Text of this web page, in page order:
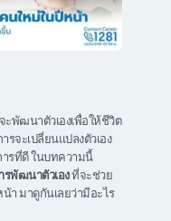
ะพัฒนาตัวเองเพื่อให้ชีวิต
จะเปลี่ยนแปลงตัวเอง
รที่ดี ในบทความนี้
รพัฒนาตัวเองที่จะช่วย
มาดูกันเลยว่ามีอะไร